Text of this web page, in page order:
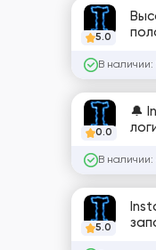
5.0
В наличии:
0.0
🔔
В наличии:
5.0